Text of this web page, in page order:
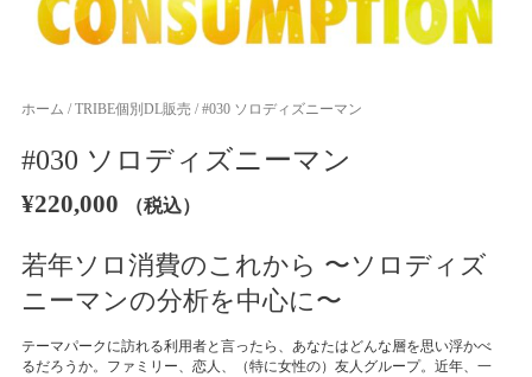
ホーム /TRIBE個別DL販売 / #030 ソロディズニーマン
#030 ソロディズニーマン
¥220,000 （税込）
若年ソロ消費のこれから 〜ソロディズ
ニーマンの分析を中心に〜
テーマパークに訪れる利用者と言ったら、あなたはどんな層を思い浮かべ
るだろうか。ファミリー、恋人、（特に女性の）友人グループ。近年、一